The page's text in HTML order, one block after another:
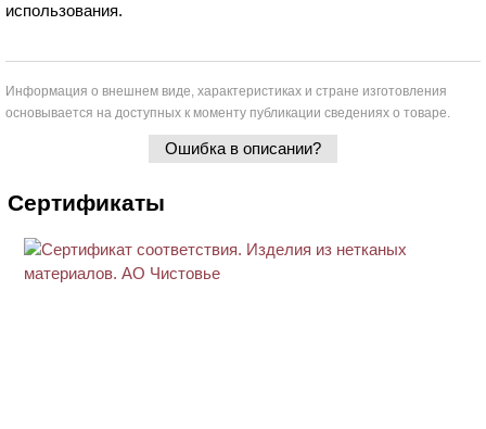
использования.
Информация о внешнем виде, характеристиках и стране изготовления
основывается на доступных к моменту публикации сведениях о товаре.
Ошибка в описании?
Сертификаты